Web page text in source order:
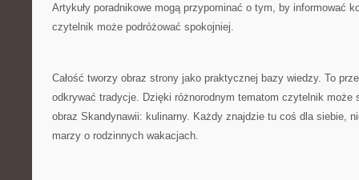
Artykuły poradnikowe mogą przypominać o tym, by informować
czytelnik może podróżować spokojniej.
Całość tworzy obraz strony jako praktycznej bazy wiedzy. To
odkrywać tradycje. Dzięki różnorodnym tematom czytelnik może
obraz Skandynawii: kulinarny. Każdy znajdzie tu coś dla siebie,
marzy o rodzinnych wakacjach.